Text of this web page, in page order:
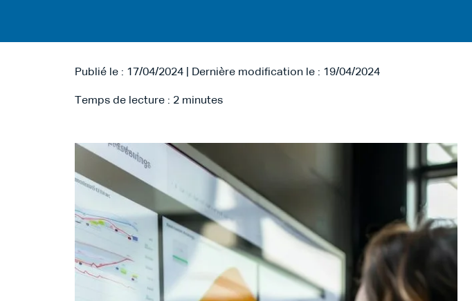
Publié le : 17/04/2024 | Dernière modification le : 19/04/2024
Temps de lecture : 2 minutes